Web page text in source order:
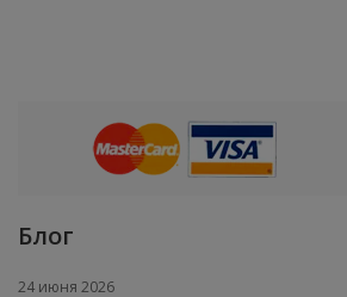
Блог
24 июня 2026